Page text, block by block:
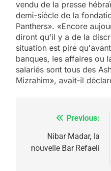
vendu de la presse
demi-siècle de la
Panthers». «Encore
diront qu'il y a de la
situation est pire
banques, les affaires ou
salariés sont tous des
Mizrahim», avait-il
NavigationPrevious:
Nibar Madar, la
nouvelle Bar Refaeli